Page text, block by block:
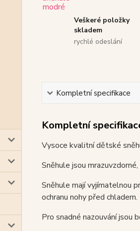
Veškeré položky
skladem
rychlé odeslání
Kompletní specifikace
Kompletní
Vysoce kvalitní dětské
Sněhule jsou
Sněhule mají vyjímatelnou
ochranu nohy před
Pro snadné nazouvání jsou